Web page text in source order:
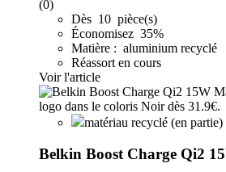
(0)
Dès 10 pièce(s)
Économisez 35%
Matière : aluminium recyclé
Réassort en cours
Voir l'article
matériau recyclé (en partie)
Belkin Boost Charge Qi2